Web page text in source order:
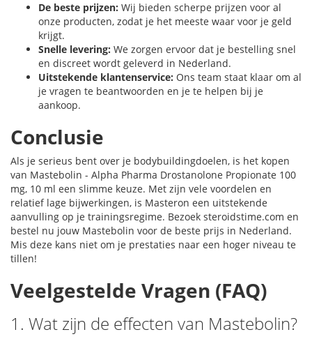
De beste prijzen: Wij bieden scherpe prijzen voor al
onze producten, zodat je het meeste waar voor je geld
krijgt.
Snelle levering: We zorgen ervoor dat je bestelling snel
en discreet wordt geleverd in Nederland.
Uitstekende klantenservice: Ons team staat klaar om al
je vragen te beantwoorden en je te helpen bij je
aankoop.
Conclusie
Als je serieus bent over je bodybuildingdoelen, is het kopen
van Mastebolin - Alpha Pharma Drostanolone Propionate 100
mg, 10 ml een slimme keuze. Met zijn vele voordelen en
relatief lage bijwerkingen, is Masteron een uitstekende
aanvulling op je trainingsregime. Bezoek steroidstime.com en
bestel nu jouw Mastebolin voor de beste prijs in Nederland.
Mis deze kans niet om je prestaties naar een hoger niveau te
tillen!
Veelgestelde Vragen (FAQ)
1. Wat zijn de effecten van Mastebolin?